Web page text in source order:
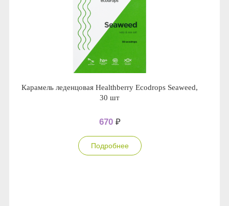
Карамель леденцовая Healthberry Ecodrops Seaweed,
30 шт
670 ₽
Подробнее